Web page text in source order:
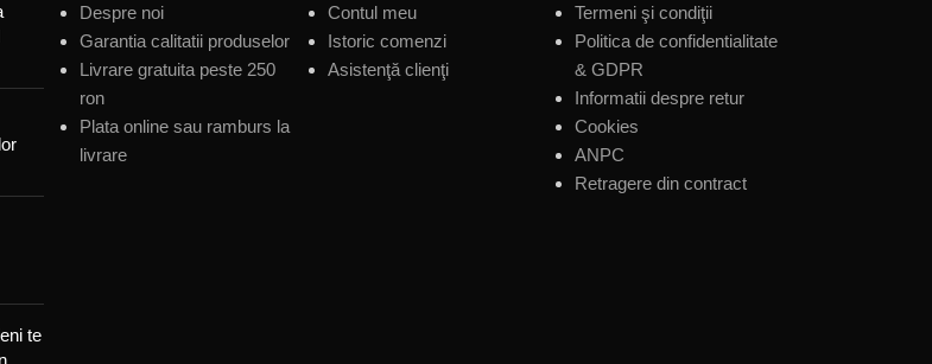
te
Despre noi
Garantia calitatii produselor
Livrare gratuita peste 250
ron
Plata online sau ramburs la
livrare
Contul meu
Istoric comenzi
Asistenţă clienţi
Termeni şi condiţii
Politica de confidentialitate
& GDPR
Informatii despre retur
Cookies
ANPC
Retragere din contract